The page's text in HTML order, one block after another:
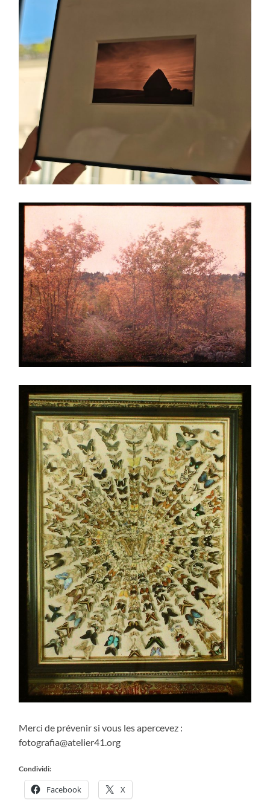
Merci de prévenir si vous les apercevez :
fotografia@atelier41.org
Condividi:
Facebook X